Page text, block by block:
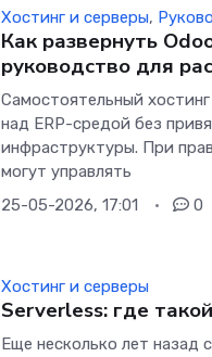
Хостинг и серверы,
Как развернуть
руководство для
Самостоятельный
над ERP-средой без
инфраструктуры. При
могут управлять
25-05-2026, 17:01
0
Хостинг и серверы
Serverless: где
Еще несколько лет назад